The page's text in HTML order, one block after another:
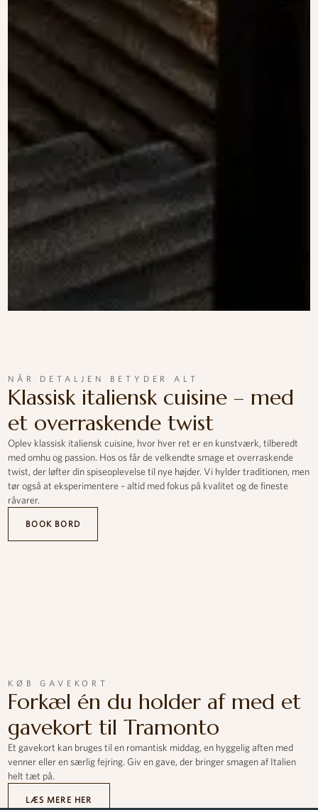
NÅR DETALJEN BETYDER ALT
Klassisk italiensk cuisine – med
et overraskende twist
Oplev klassisk italiensk cuisine, hvor hver ret er en kunstværk, tilberedt
med omhu og passion. Hos os får de velkendte smage et overraskende
twist, der løfter din spiseoplevelse til nye højder. Vi hylder traditionen, men
tør også at eksperimentere – altid med fokus på kvalitet og de fineste
råvarer.
BOOK BORD
KØB GAVEKORT
Forkæl én du holder af med et
gavekort til Tramonto
Et gavekort kan bruges til en romantisk middag, en hyggelig aften med
venner eller en særlig fejring. Giv en gave, der bringer smagen af Italien
helt tæt på.
LÆS MERE HER